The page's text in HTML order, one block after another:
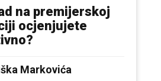
na premijerskoj
ocjenjujete
Markovića